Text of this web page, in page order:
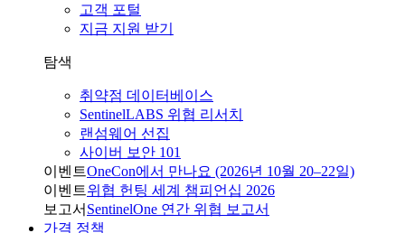
고객 포털
지금 지원 받기
탐색
취약점 데이터베이스
SentinelLABS 위협 리서치
랜섬웨어 선집
사이버 보안 101
이벤트OneCon에서 만나요 (2026년 10월 20–22일)
이벤트위협 헌팅 세계 챔피언십 2026
보고서 SentinelOne 연간 위협 보고서
가격 정책